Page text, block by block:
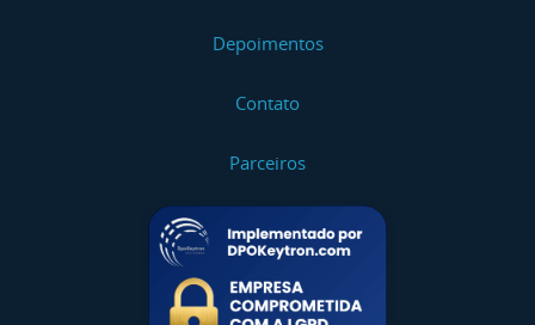
Depoimentos
Contato
Parceiros